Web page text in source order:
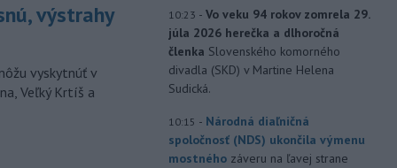
výstrahy
vyskytnúť v
Veľký Krtíš a
10:23 - Vo veku 94 rokov zomrela 29.
júla 2026 herečka a dlhoročná
členka Slovenského komorného
divadla (SKD) v Martine Helena
Sudická.
10:15 - Národná diaľničná
spoločnosť (NDS) ukončila výmenu
mostného záveru na ľavej strane